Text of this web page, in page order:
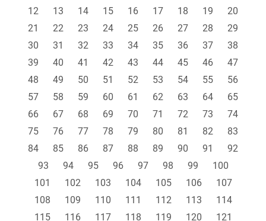
12
13 14 15 16 17 18 19
20
21
22 23 24 25 26 27 28
29
30
31 32 33 34 35 36 37
38
39
40 41 42 43 44 45 46
47
48
49 50 51 52 53 54 55
56
57
58 59 60 61 62 63 64
65
66
67 68 69 70 71 72 73
74
75
76 77 78 79 80 81 82
83
84
85 86 87 88 89 90 91
92
93
94 95 96 97 98 99
100
101
102 103 104 105 106
107
108
109 110 111 112 113
114
115
116 117 118 119 120
121